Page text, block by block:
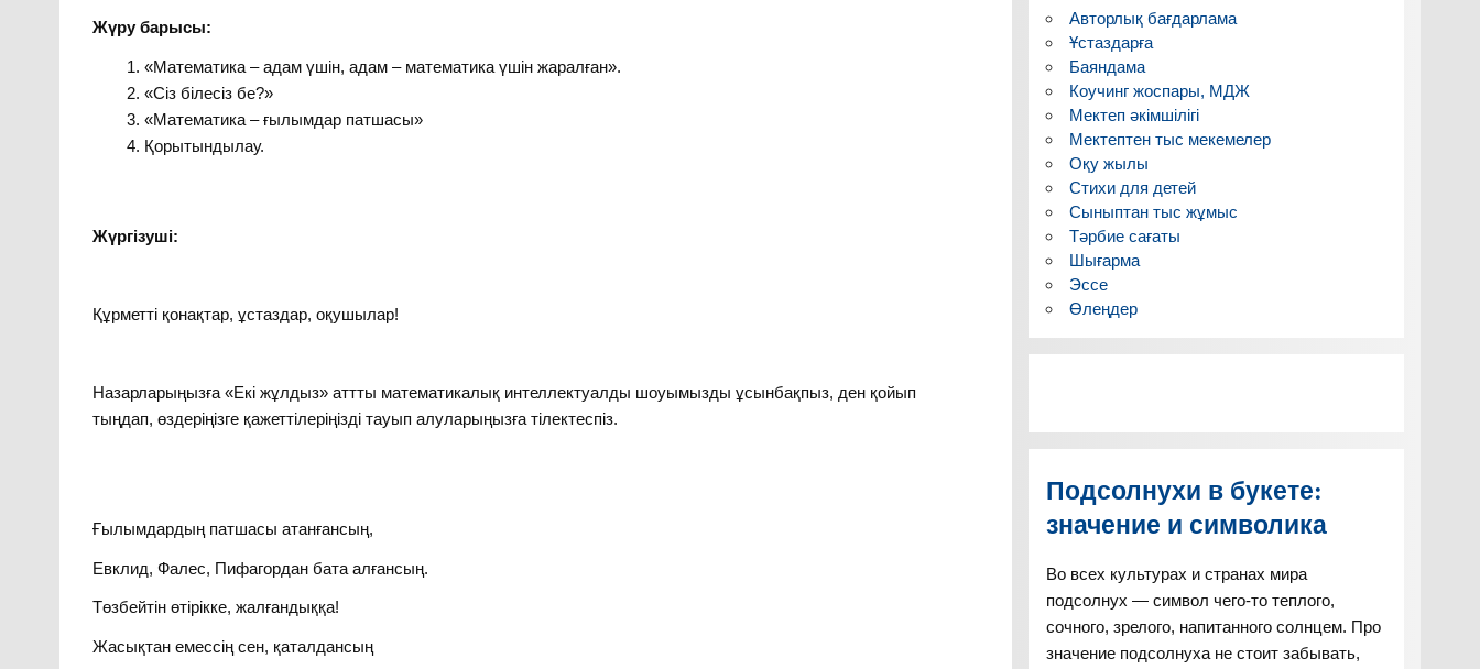
Жүру барысы:
«Математика – адам үшін, адам – математика үшін жаралған».
«Сіз білесіз бе?»
«Математика – ғылымдар патшасы»
Қорытындылау.
Жүргізуші:
Құрметті қонақтар, ұстаздар, оқушылар!
Назарларыңызға «Екі жұлдыз» аттты математикалық интеллектуалды шоуымызды ұсынбақпыз, ден қойып
тыңдап, өздеріңізге қажеттілеріңізді тауып алуларыңызға тілектеспіз.
Ғылымдардың патшасы атанғансың,
Евклид, Фалес, Пифагордан бата алғансың.
Төзбейтін өтірікке, жалғандыққа!
Жасықтан емессің сен, қаталдансың
Авторлық бағдарлама
Ұстаздарға
Баяндама
Коучинг жоспары, МДЖ
Мектеп әкімшілігі
Мектептен тыс мекемелер
Оқу жылы
Стихи для детей
Сыныптан тыс жұмыс
Тәрбие сағаты
Шығарма
Эссе
Өлеңдер
Подсолнухи в букете:
значение и символика
Во всех культурах и странах мира
подсолнух — символ чего-то теплого,
сочного, зрелого, напитанного солнцем. Про
значение подсолнуха не стоит забывать,